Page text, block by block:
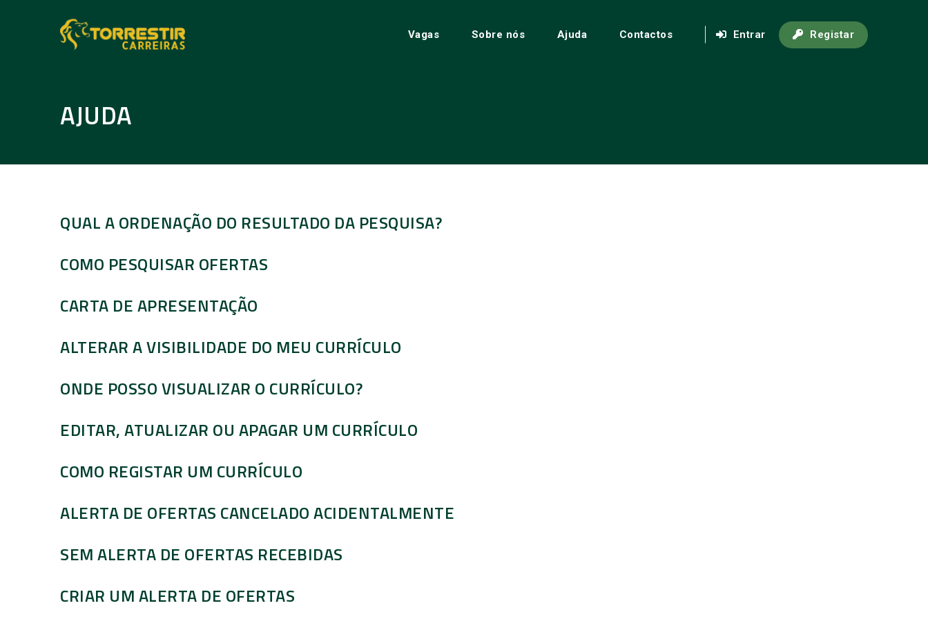
Vagas Sobre nós Ajuda Contactos Entrar Registar
AJUDA
QUAL A ORDENAÇÃO DO RESULTADO DA PESQUISA?
COMO PESQUISAR OFERTAS
CARTA DE APRESENTAÇÃO
ALTERAR A VISIBILIDADE DO MEU CURRÍCULO
ONDE POSSO VISUALIZAR O CURRÍCULO?
EDITAR, ATUALIZAR OU APAGAR UM CURRÍCULO
COMO REGISTAR UM CURRÍCULO
ALERTA DE OFERTAS CANCELADO ACIDENTALMENTE
SEM ALERTA DE OFERTAS RECEBIDAS
CRIAR UM ALERTA DE OFERTAS